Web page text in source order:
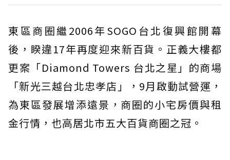
東區商圈繼2006年SOGO台北復興館開幕
後，睽違17年再度迎來新百貨。正義大樓都
更案「Diamond Towers 台北之星」的商場
「新光三越台北忠孝店」，9月啟動試營運，
為東區發展增添遠景，商圈的小宅房價與租
金行情，也高居北市五大百貨商圈之冠。